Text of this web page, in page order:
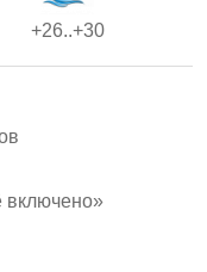
+26..+30
включено»